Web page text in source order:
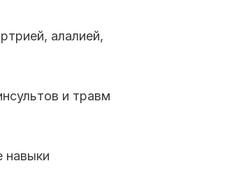
алалией,
и травм
навыки